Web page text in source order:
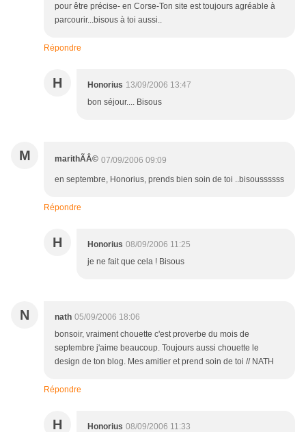
pour être précise- en Corse-Ton site est toujours agréable à
parcourir...bisous à toi aussi..
Répondre
H Honorius 13/09/2006 13:47
bon séjour.... Bisous
M marithÃÂ© 07/09/2006 09:09
en septembre, Honorius, prends bien soin de toi ..bisoussssss
Répondre
H Honorius 08/09/2006 11:25
je ne fait que cela ! Bisous
N nath 05/09/2006 18:06
bonsoir, vraiment chouette c'est proverbe du mois de
septembre j'aime beaucoup. Toujours aussi chouette le
design de ton blog. Mes amitier et prend soin de toi // NATH
Répondre
H Honorius 08/09/2006 11:33